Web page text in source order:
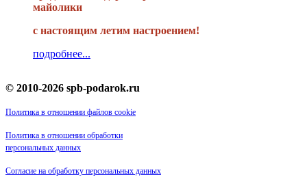
майолики
с настоящим летим настроением!
подробнее...
© 2010-2026 spb-podarok.ru
Политика в отношении файлов cookie
Политика в отношении обработки
персональных данных
Согласие на обработку персональных данных